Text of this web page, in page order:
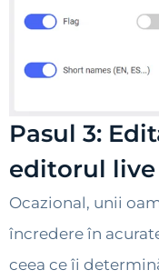
Pasul 3:
editorul
Ocazional, unii
încredere în
ceea ce îi